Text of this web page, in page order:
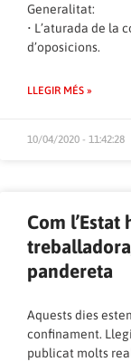
Generalitat:
• L’aturada de la
d’oposicions.
LLEGIR MÉS »
10/04/2020 - 11:42:28
Com
pandereta
Aquests dies
confinament.
publicat molts